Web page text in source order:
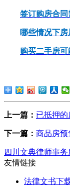
签订购房合
哪些情况下
购买二手房
上一篇： 已抵押
下一篇： 商品房预
四川文典律师事
友情链接
法律文书下